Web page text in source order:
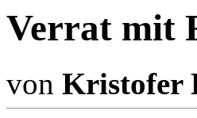
Verrat mit
von Kristofer